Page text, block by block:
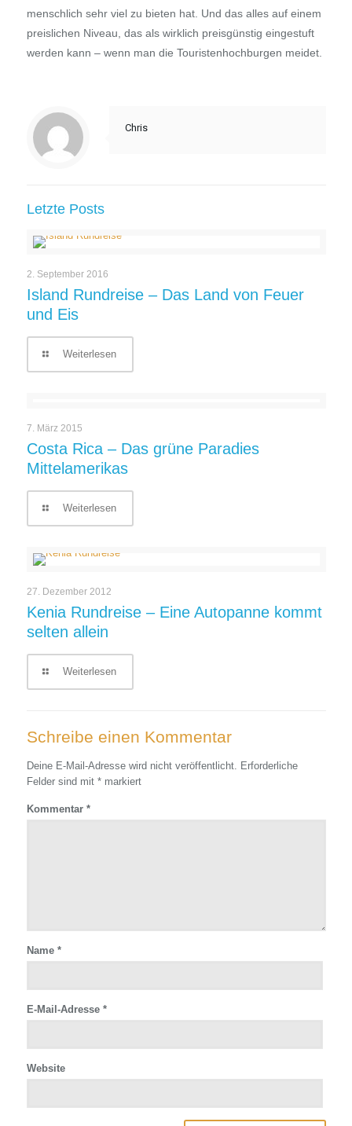
menschlich sehr viel zu bieten hat. Und das alles auf einem
preislichen Niveau, das als wirklich preisgünstig eingestuft
werden kann – wenn man die Touristenhochburgen meidet.
Chris
Letzte Posts
2. September 2016
Island Rundreise – Das Land von Feuer
und Eis
Weiterlesen
7. März 2015
Costa Rica – Das grüne Paradies
Mittelamerikas
Weiterlesen
27. Dezember 2012
Kenia Rundreise – Eine Autopanne kommt
selten allein
Weiterlesen
Schreibe einen Kommentar
Deine E-Mail-Adresse wird nicht veröffentlicht. Erforderliche
Felder sind mit *markiert
Kommentar *
Name *
E-Mail-Adresse *
Website